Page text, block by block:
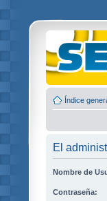
Índice
El
Nombre de
Contraseña: